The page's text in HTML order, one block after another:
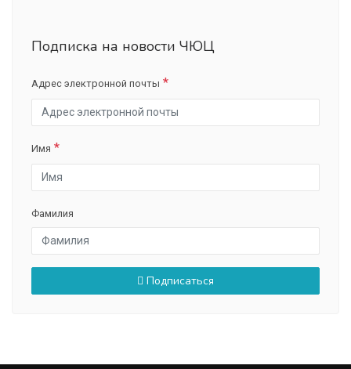
Подписка на новости ЧЮЦ
Адрес электронной почты
Имя
Фамилия
Подписаться